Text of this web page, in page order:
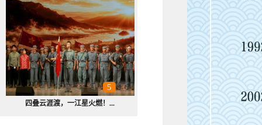
1 2 3 4 5 6
交通运输工程学院开展蓉达...